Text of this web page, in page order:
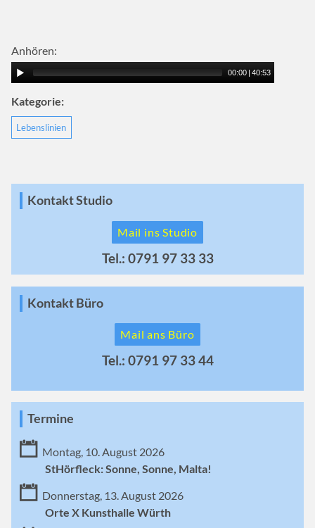
Anhören:
00:00 | 40:53
Kategorie:
Lebenslinien
Kontakt Studio
Mail ins Studio
Tel.: 0791 97 33 33
Kontakt Büro
Mail ans Büro
Tel.: 0791 97 33 44
Termine
Montag, 10. August 2026
StHörfleck: Sonne, Sonne, Malta!
Donnerstag, 13. August 2026
Orte X Kunsthalle Würth